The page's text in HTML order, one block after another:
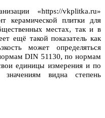
«https://vkplitka.ru»
керамической плитки для
местах, так и в
ещё такой показатель как
может определяться
DIN 51130, по нормам
единицы измерения и по
видна степень